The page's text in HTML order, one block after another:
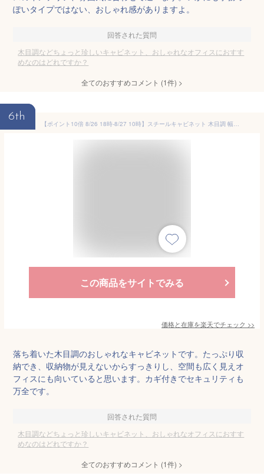
ぽいタイプではない、おしゃれ感がありますよ。
回答された質問
木目調などちょっと珍しいキャビネット、おしゃれなオフィスにおすす
めなのはどれですか？
全てのおすすめコメント (1件) >
6th
【ポイント10倍 8/26 18時-8/27 10時】スチールキャビネット 木目調 幅90 鍵付き 書庫 両開き 奥深 書庫 ファイル オフィス家具 事務所 キャビネット 書棚 本棚 扉 オフィス収納 業務用 書類棚 書類棚 アンジェ
この商品をサイトでみる
価格と在庫を楽天でチェック >>
落ち着いた木目調のおしゃれなキャビネットです。たっぷり収
納でき、収納物が見えないからすっきりし、空間も広く見えオ
フィスにも向いていると思います。カギ付きでセキュリティも
万全です。
回答された質問
木目調などちょっと珍しいキャビネット、おしゃれなオフィスにおすす
めなのはどれですか？
全てのおすすめコメント (1件) >